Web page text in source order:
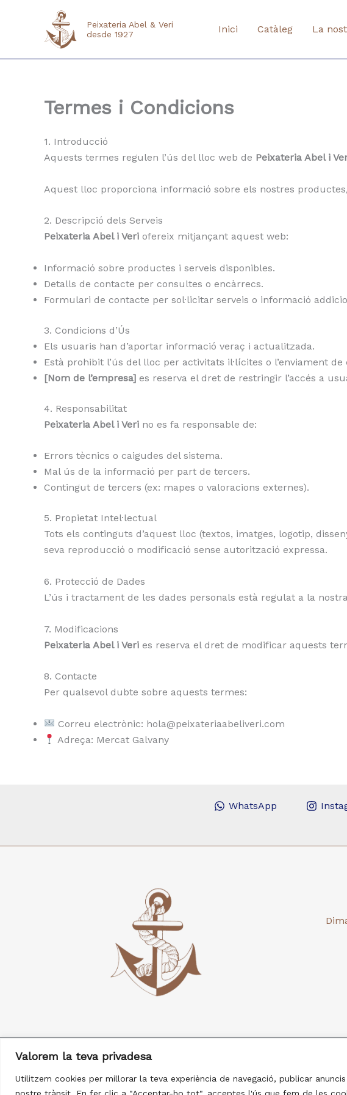
Valorem la teva privadesa
Utilitzem cookies per millorar la teva experiència de navegació, publicar
nostre trànsit. En fer clic a "Acceptar-ho tot", acceptes l'ús que fem de les
contenido
Peixateria Abel & Veri
desde 1927
Inici Catàleg La
Termes i Condicions
1. Introducció
Aquests termes regulen l’ús del lloc web de Peixateria Abel i
Aquest lloc proporciona informació sobre els nostres
2. Descripció dels Serveis
Peixateria Abel i Veri ofereix mitjançant aquest web:
Informació sobre productes i serveis disponibles.
Detalls de contacte per consultes o encàrrecs.
Formulari de contacte per sol·licitar serveis o informació
3. Condicions d’Ús
Els usuaris han d’aportar informació veraç i actualitzada.
Està prohibit l’ús del lloc per activitats il·lícites o l’enviament
[Nom de l’empresa] es reserva el dret de restringir l’accés a
4. Responsabilitat
Peixateria Abel i Veri no es fa responsable de:
Errors tècnics o caigudes del sistema.
Mal ús de la informació per part de tercers.
Contingut de tercers (ex: mapes o valoracions externes).
5. Propietat Intel·lectual
Tots els continguts d’aquest lloc (textos, imatges, logotip,
seva reproducció o modificació sense autorització expressa.
6. Protecció de Dades
L’ús i tractament de les dades personals està regulat a la
7. Modificacions
Peixateria Abel i Veri es reserva el dret de modificar aquests
8. Contacte
Per qualsevol dubte sobre aquests termes:
Correu electrònic: hola@peixateriaabeliveri.com
Adreça: Mercat Galvany
WhatsApp
Copyright © 2026 Peixateria Abel & Veri desde 1927 | Powered